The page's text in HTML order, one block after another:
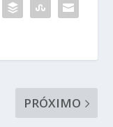
PRÓXIMO